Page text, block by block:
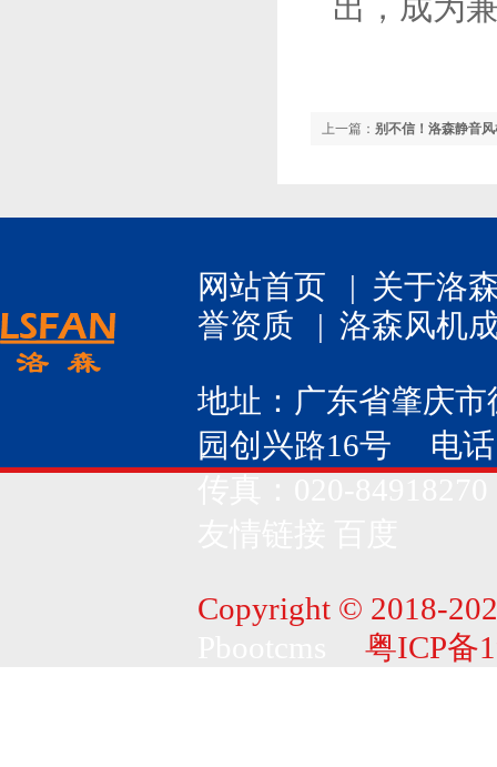
出，成为
上一篇： 别不信！洛森静音
网站首页 | 关于洛
誉资质 | 洛森风机
地址：广东省肇庆
园创兴路16号 电话
Copyright © 2018-
粤ICP备